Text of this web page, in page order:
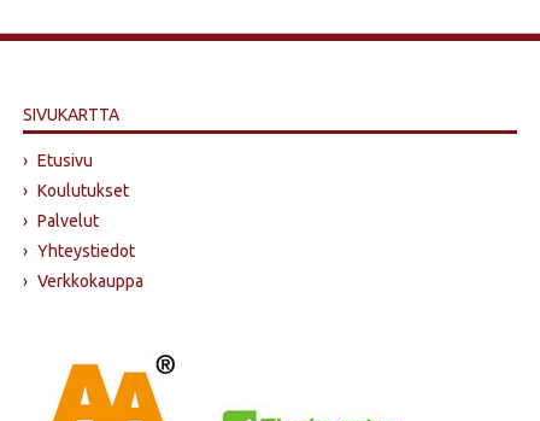
SIVUKARTTA
› Etusivu
› Koulutukset
› Palvelut
› Yhteystiedot
› Verkkokauppa